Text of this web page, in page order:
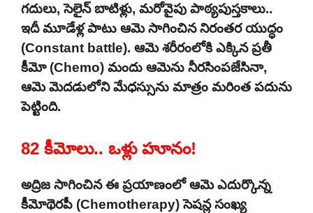
గదులు, సెలైన్ బాటిళ్లు, మరోవైపు పాఠ్యపుస్తకాలు..
ఇదీ మూడేళ్ల పాటు ఆమె సాగించిన నిరంతర యుద్ధం
(Constant battle). ఆమె శరీరంలోకి ఎక్కిన ప్రతీ
కీమో (Chemo) మందు ఆమెను నీరసింపజేసినా,
ఆమె మెదడులోని మేధస్సును మాత్రం మరింత పదును
పెట్టింది.
82 కీమోలు.. ఒళ్లు హూనం!
అద్రిజ సాగించిన ఈ ప్రయాణంలో ఆమె ఎదుర్కొన్న
కీమోథెరపీ (Chemotherapy) సెషన్ల సంఖ్య